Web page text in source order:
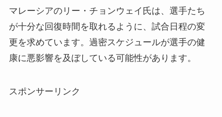
マレーシアのリー・チョンウェイ氏は、選手たち
が十分な回復時間を取れるように、試合日程の変
更を求めています。過密スケジュールが選手の健
康に悪影響を及ぼしている可能性があります。
スポンサーリンク